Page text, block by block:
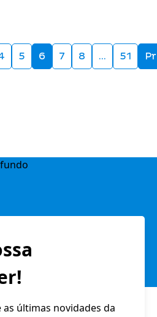
5 6 7 8 … 51
últimas novidades da